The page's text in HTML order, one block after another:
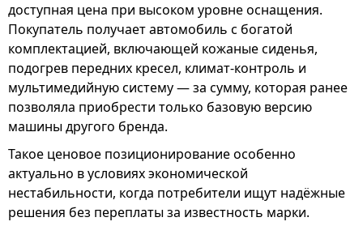
доступная цена при высоком уровне оснащения.
Покупатель получает автомобиль с богатой
комплектацией, включающей кожаные сиденья,
подогрев передних кресел, климат-контроль и
мультимедийную систему — за сумму, которая ранее
позволяла приобрести только базовую версию
машины другого бренда.
Такое ценовое позиционирование особенно
актуально в условиях экономической
нестабильности, когда потребители ищут надёжные
решения без переплаты за известность марки.